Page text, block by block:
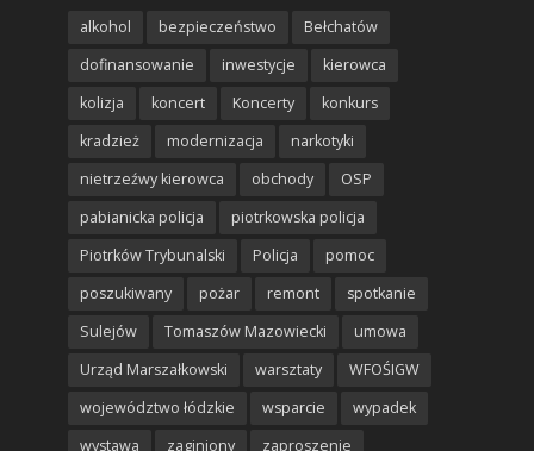
alkohol bezpieczeństwo
Bełchatów
dofinansowanie
inwestycje
kierowca
kolizja
koncert Koncerty
konkurs
kradzież
modernizacja
narkotyki
nietrzeźwy kierowca
obchody
OSP
pabianicka policja
piotrkowska policja
Piotrków Trybunalski
Policja
pomoc
poszukiwany
pożar remont
spotkanie
Sulejów
Tomaszów Mazowiecki
umowa
Urząd Marszałkowski
warsztaty
WFOŚIGW
województwo łódzkie
wsparcie
wypadek
wystawa
zaginiony zaproszenie